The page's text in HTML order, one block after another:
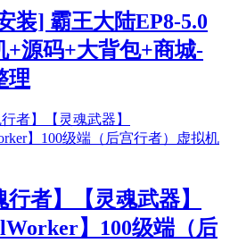
装] 霸王大陆EP8-5.0
+源码+大背包+商城-
理
行者】【灵魂武器】
】100级端（后